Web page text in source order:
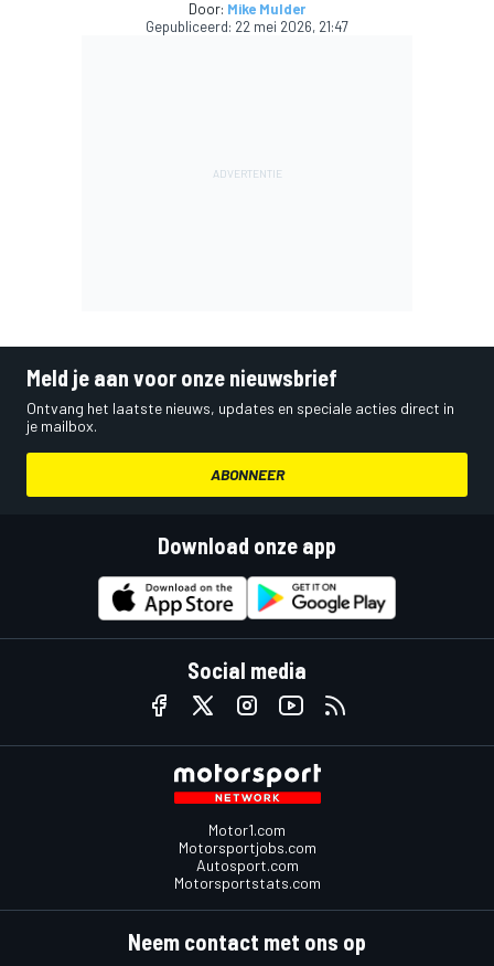
Door: Mike Mulder
Gepubliceerd: 22 mei 2026, 21:47
Meld je aan voor onze nieuwsbrief
Ontvang het laatste nieuws, updates en speciale acties direct in
je mailbox.
ABONNEER
Download onze app
Social media
Motor1.com
Motorsportjobs.com
Autosport.com
Motorsportstats.com
Neem contact met ons op